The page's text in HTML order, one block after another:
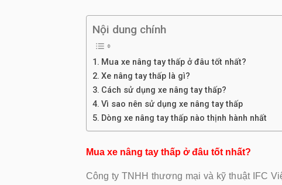
Nội dung chính
Mua xe nâng tay thấp ở đâu tốt nhất?
Xe nâng tay thấp là gì?
Cách sử dụng xe nâng tay thấp?
Vì sao nên sử dụng xe nâng tay thấp
Dòng xe nâng tay thấp nào thịnh hành nhất
Mua xe nâng tay thấp ở đâu tốt nhất?
Công ty TNHH thương mại và kỹ thuật IFC